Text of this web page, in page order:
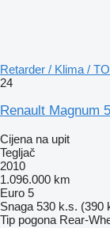
Retarder / Klima /
24
Renault Magnum
Cijena na upit
Tegljač
2010
1.096.000 km
Euro 5
Snaga 530 k.s. (390
Tip pogona Rear-